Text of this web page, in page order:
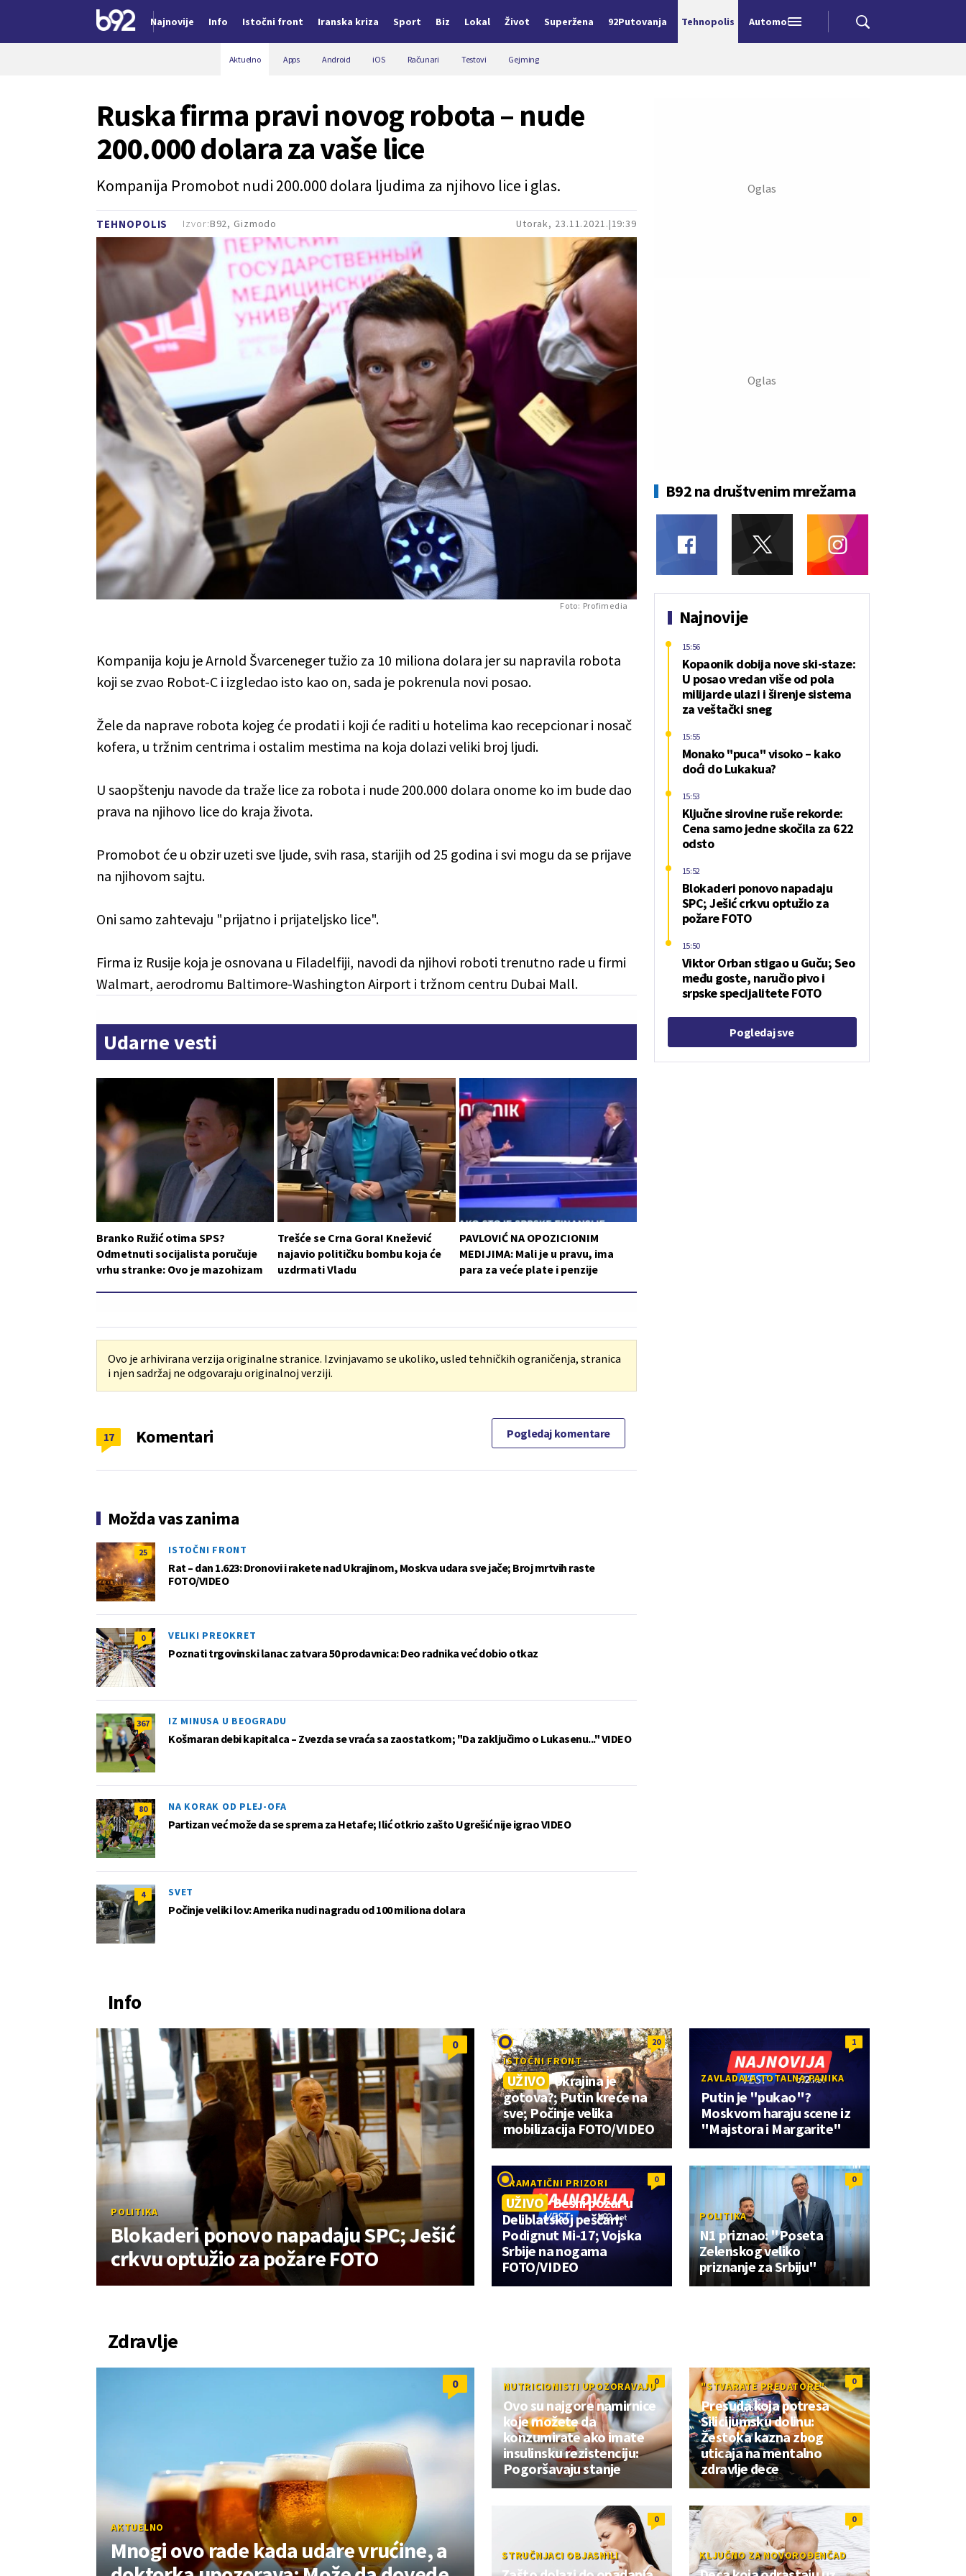
Najnovije Info Istočni front Iranska kriza Sport Biz Lokal Život Superžena 92Putovanja Tehnopolis Automobili
Aktuelno Apps Android iOS Računari Testovi Gejming
TEHNOPOLIS Utorak, 23.11.2021. 19:39
Ruska firma pravi novog robota – nude
200.000 dolara za vaše lice
Kompanija Promobot nudi 200.000 dolara ljudima za njihovo lice i glas.
Izvor:B92, Gizmodo
Foto: Profimedia
Kompanija koju je Arnold Švarceneger tužio za 10 miliona dolara jer su napravila robota
koji se zvao Robot-C i izgledao isto kao on, sada je pokrenula novi posao.
Žele da naprave robota kojeg će prodati i koji će raditi u hotelima kao recepcionar i nosač
kofera, u tržnim centrima i ostalim mestima na koja dolazi veliki broj ljudi.
U saopštenju navode da traže lice za robota i nude 200.000 dolara onome ko im bude dao
prava na njihovo lice do kraja života.
Promobot će u obzir uzeti sve ljude, svih rasa, starijih od 25 godina i svi mogu da se prijave
na njihovom sajtu.
Oni samo zahtevaju "prijatno i prijateljsko lice".
Firma iz Rusije koja je osnovana u Filadelfiji, navodi da njihovi roboti trenutno rade u firmi
Walmart, aerodromu Baltimore-Washington Airport i tržnom centru Dubai Mall.
Udarne vesti
Branko Ružić otima SPS?
Odmetnuti socijalista poručuje
vrhu stranke: Ovo je mazohizam
Trešće se Crna Gora! Knežević
najavio političku bombu koja će
uzdrmati Vladu
PAVLOVIĆ NA OPOZICIONIM
MEDIJIMA: Mali je u pravu, ima
para za veće plate i penzije
Ovo je arhivirana verzija originalne stranice. Izvinjavamo se ukoliko, usled tehničkih ograničenja, stranica
i njen sadržaj ne odgovaraju originalnoj verziji.
Komentari
17 Pogledaj komentare
Možda vas zanima
25 ISTOČNI FRONT
Rat – dan 1.623: Dronovi i rakete nad Ukrajinom, Moskva udara sve jače; Broj mrtvih raste
FOTO/VIDEO
0 VELIKI PREOKRET
Poznati trgovinski lanac zatvara 50 prodavnica: Deo radnika već dobio otkaz
367 IZ MINUSA U BEOGRADU
Košmaran debi kapitalca – Zvezda se vraća sa zaostatkom; "Da zaključimo o Lukasenu..." VIDEO
80 NA KORAK OD PLEJ-OFA
Partizan već može da se sprema za Hetafe; Ilić otkrio zašto Ugrešić nije igrao VIDEO
4 SVET
Počinje veliki lov: Amerika nudi nagradu od 100 miliona dolara
B92 na društvenim mrežama
Najnovije
Kopaonik dobija nove ski-staze:
U posao vredan više od pola
milijarde ulazi i širenje sistema
za veštački sneg
15:56
Monako "puca" visoko – kako
doći do Lukakua?
15:55
Ključne sirovine ruše rekorde:
Cena samo jedne skočila za 622
odsto
15:53
Blokaderi ponovo napadaju
SPC; Ješić crkvu optužio za
požare FOTO
15:52
Viktor Orban stigao u Guču; Seo
među goste, naručio pivo i
srpske specijalitete FOTO
15:50
Pogledaj sve
Info
0
POLITIKA
Blokaderi ponovo napadaju SPC; Ješić
crkvu optužio za požare FOTO
20
ISTOČNI FRONT
UŽIVO Ukrajina je
gotova?; Putin kreće na
sve; Počinje velika
mobilizacija FOTO/VIDEO
1
ZAVLADALA TOTALNA PANIKA
Putin je "pukao"?
Moskvom haraju scene iz
"Majstora i Margarite"
0
DRAMATIČNI PRIZORI
UŽIVO Besni požar u
Deliblatskoj peščari;
Podignut Mi-17; Vojska
Srbije na nogama
FOTO/VIDEO
0
POLITIKA
N1 priznao: "Poseta
Zelenskog veliko
priznanje za Srbiju"
Zdravlje
0
AKTUELNO
Mnogi ovo rade kada udare vrućine, a
0
NUTRICIONISTI UPOZORAVAJU
Ovo su najgore namirnice
koje možete da
konzumirate ako imate
insulinsku rezistenciju:
Pogoršavaju stanje
0
"STVARATE PREDATORE"
Presuda koja potresa
Silicijumsku dolinu:
Žestoka kazna zbog
uticaja na mentalno
zdravlje dece
0
STRUČNJACI OBJASNILI
0
KLJUČNO ZA NOVOROĐENČAD